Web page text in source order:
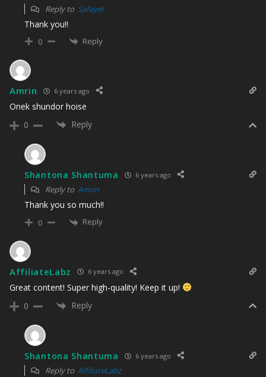
Reply to Safayet
Thank you!!
0 Reply
Amrin 6 years ago
Onek shundor hoise
0
Reply
Shantona Shantuma 6 years ago
Reply to Amrin
Thank you so much!!
0 Reply
AffiliateLabz 6 years ago
Great content! Super high-quality! Keep it up!
0
Reply
Shantona Shantuma 6 years ago
Reply to AffiliateLabz